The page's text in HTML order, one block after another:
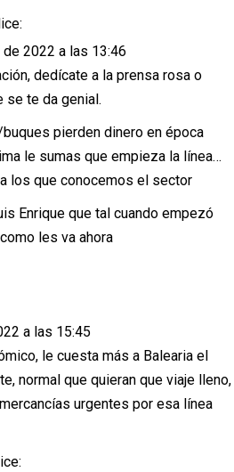
2022 a las 13:46
dedícate a la prensa rosa o
te da genial.
pierden dinero en época
le sumas que empieza la línea…
los que conocemos el sector
Enrique que tal cuando empezó
les va ahora
a las 15:45
le cuesta más a Balearia el
normal que quieran que viaje lleno,
urgentes por esa línea